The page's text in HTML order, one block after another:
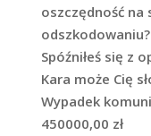
oszczędność na
odszkodowaniu?
Spóźniłeś się z
Kara może Cię
Wypadek
450000,00 zł